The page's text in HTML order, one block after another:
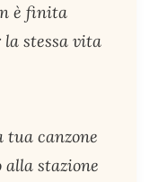
è finita
la stessa vita
tua canzone
stazione